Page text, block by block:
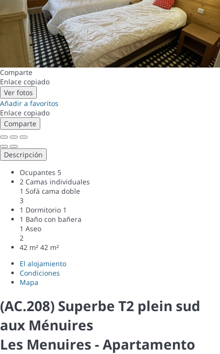
Comparte
Enlace copiado
Ver fotos
Añadir a favoritos
Enlace copiado
Comparte
Descripción
Ocupantes 5
2 Camas individuales
1 Sofá cama doble
3
1 Dormitorio 1
1 Baño con bañera
1 Aseo
2
42 m² 42 m²
El alojamiento
Condiciones
Mapa
(AC.208) Superbe T2 plein sud
aux Ménuires
Les Menuires -Apartamento